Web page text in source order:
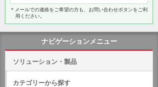
＊メールでの連絡をご希望の方も、お問い合わせボタンをご利
用ください。
ナビゲーションメニュー
ソリューション・製品
カテゴリーから探す